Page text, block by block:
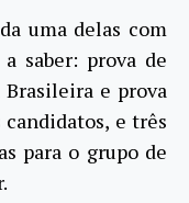
uma delas com
saber: prova de
e prova
candidatos, e três
para o grupo de